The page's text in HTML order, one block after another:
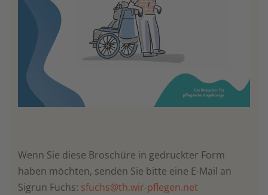
Wenn Sie diese Broschüre in gedruckter Form
haben möchten, senden Sie bitte eine E-Mail an
Sigrun Fuchs: sfuchs@th.wir-pflegen.net